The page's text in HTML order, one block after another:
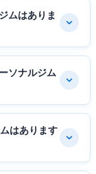
ムはありま
ソナルジム
はあります